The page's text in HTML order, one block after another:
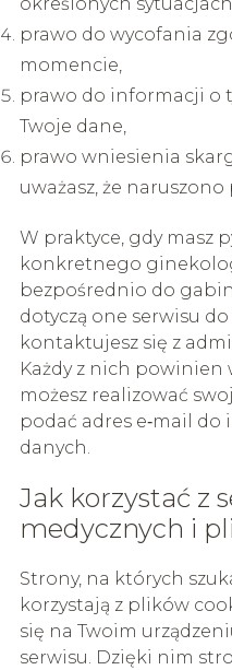
prawo do wycofania
momencie,
prawo do informacji o
Twoje dane,
prawo wniesienia
uważasz, że naruszono
W praktyce, gdy masz
konkretnego
bezpośrednio do
dotyczą one serwisu
kontaktujesz się z
Każdy z nich powinien
możesz realizować
podać adres e‑mail
danych.
Jak korzystać z
medycznych i
Strony, na których
korzystają z plików
się na Twoim
serwisu. Dzięki nim